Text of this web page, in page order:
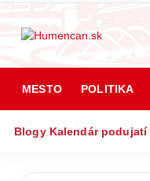
MESTO POLITIKA
Blogy Kalendár podujatí